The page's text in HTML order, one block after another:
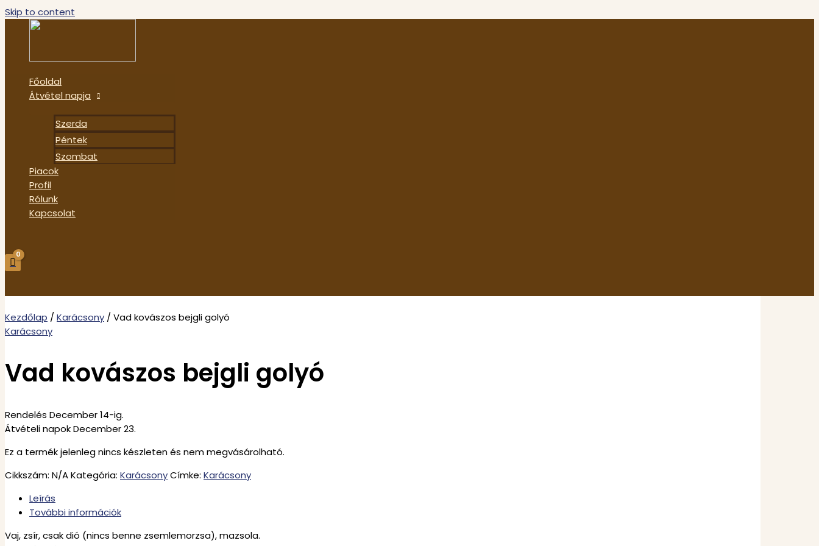
Skip to content
Főoldal
Átvétel napja
Szerda
Péntek
Szombat
Piacok
Profil
Rólunk
Kapcsolat
Kezdőlap / Karácsony / Vad kovászos bejgli golyó
Karácsony
Vad kovászos bejgli golyó
Rendelés December 14-ig.
Átvételi napok December 23.
Ez a termék jelenleg nincs készleten és nem megvásárolható.
Cikkszám: N/AKategória: KarácsonyCímke: Karácsony
Leírás
További információk
Vaj, zsír, csak dió (nincs benne zsemlemorzsa), mazsola.